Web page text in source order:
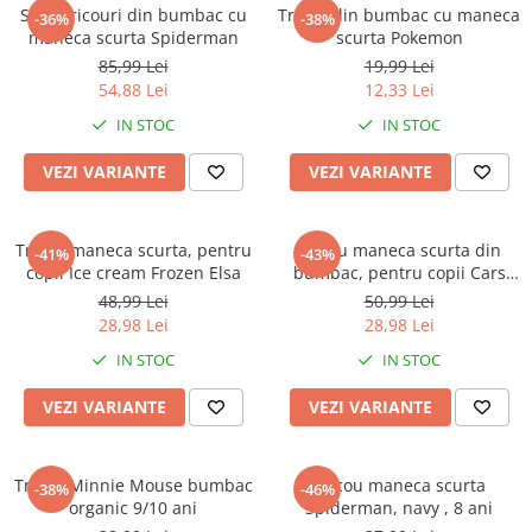
Captain america
Bakugan
Liga Dreptatii
Buzz Lightyear
My Little Pony
Planes
EplusM
Tom & Jerry
Transformers
Arditex
Top Wings
Incaltaminte baieti
Ghete si cizme baieti
Pantofi baieti
Papuci si slapi baieti
Sandale baieti
Marvel
Monsters Inc.
La casa de papel
Nasa
Kids Euroswan
Rainbow High
Garfield
Ben 10
Nightmare before Christmas
EplusM
Perletti
Arditex
-36%
Set 3 tricouri din bumbac cu
maneca scurta Spiderman
85,99 Lei
54,88 Lei
IN STOC
VEZI VARIANTE
-38%
Tricou din bumbac cu maneca
scurta Pokemon
19,99 Lei
12,33 Lei
IN STOC
VEZI VARIANTE
-41%
Tricou maneca scurta, pentru
copii Ice cream Frozen Elsa
48,99 Lei
28,98 Lei
IN STOC
VEZI VARIANTE
-43%
Tricou maneca scurta din
bumbac, pentru copii Cars
Disney
50,99 Lei
28,98 Lei
IN STOC
VEZI VARIANTE
-38%
Tricou Minnie Mouse bumbac
organic 9/10 ani
-46%
Tricou maneca scurta
Spiderman, navy , 8 ani